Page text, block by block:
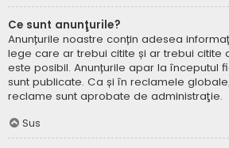
Ce sunt anunţurile?
Anunțurile noastre conțin adesea
lege care ar trebui citite și ar trebui citite
este posibil. Anunțurile apar la începutul
sunt publicate. Ca și în reclamele
reclame sunt aprobate de administraţie.
Sus